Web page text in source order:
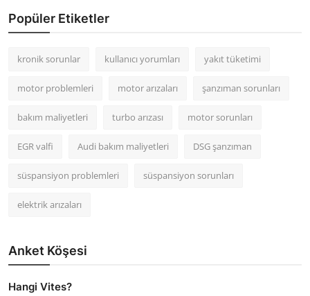
Popüler Etiketler
kronik sorunlar kullanıcı yorumları yakıt tüketimi
motor problemleri motor arızaları şanzıman sorunları
bakım maliyetleri turbo arızası motor sorunları
EGR valfi Audi bakım maliyetleri DSG şanzıman
süspansiyon problemleri süspansiyon sorunları
elektrik arızaları
Anket Köşesi
Hangi Vites?